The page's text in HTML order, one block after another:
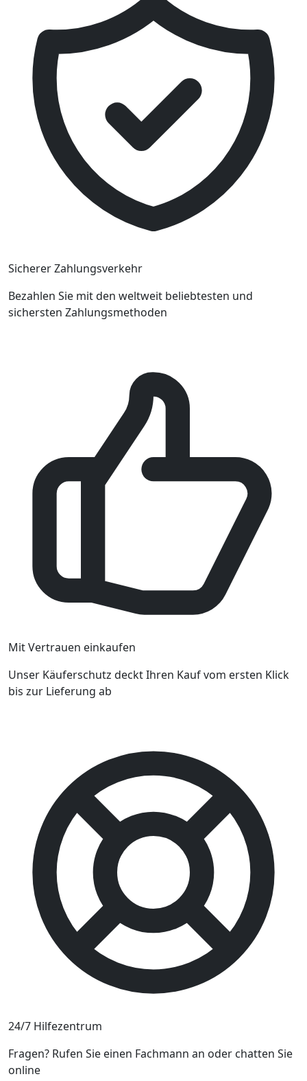
Sicherer Zahlungsverkehr
Bezahlen Sie mit den weltweit beliebtesten und
sichersten Zahlungsmethoden
Mit Vertrauen einkaufen
Unser Käuferschutz deckt Ihren Kauf vom ersten Klick
bis zur Lieferung ab
24/7 Hilfezentrum
Fragen? Rufen Sie einen Fachmann an oder chatten Sie
online